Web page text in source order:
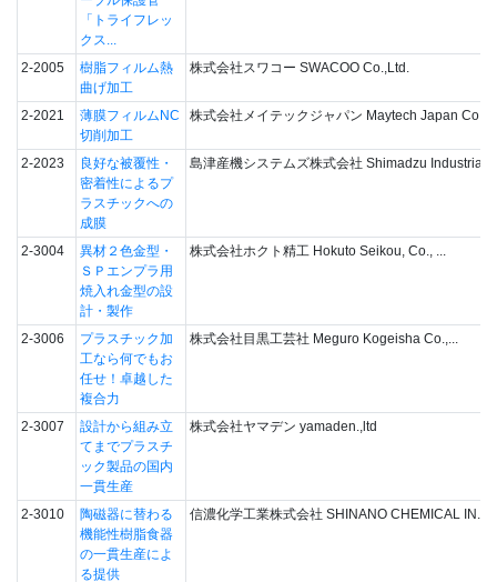
「トライフレッ
クス...
2-2005
樹脂フィルム熱
曲げ加工
株式会社スワコー SWACOO Co.,Ltd.
2-2021
薄膜フィルムNC
切削加工
株式会社メイテックジャパン Maytech Japan Co.,
2-2023
良好な被覆性・
密着性によるプ
ラスチックへの
成膜
島津産機システムズ株式会社 Shimadzu Industrial
2-3004
異材２色金型・
ＳＰエンプラ用
焼入れ金型の設
計・製作
株式会社ホクト精工 Hokuto Seikou, Co., ...
2-3006
プラスチック加
工なら何でもお
任せ！卓越した
複合力
株式会社目黒工芸社 Meguro Kogeisha Co.,...
2-3007
設計から組み立
てまでプラスチ
ック製品の国内
一貫生産
株式会社ヤマデン yamaden.,ltd
2-3010
陶磁器に替わる
機能性樹脂食器
の一貫生産によ
る提供
信濃化学工業株式会社 SHINANO CHEMICAL IN...